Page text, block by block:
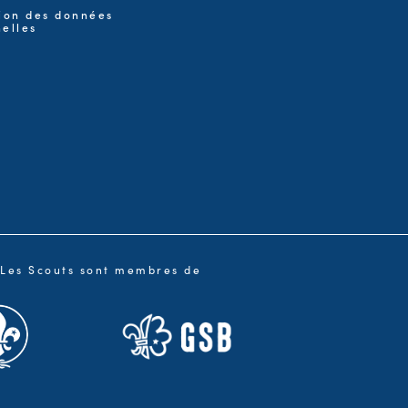
des données
Les Scouts sont membres de